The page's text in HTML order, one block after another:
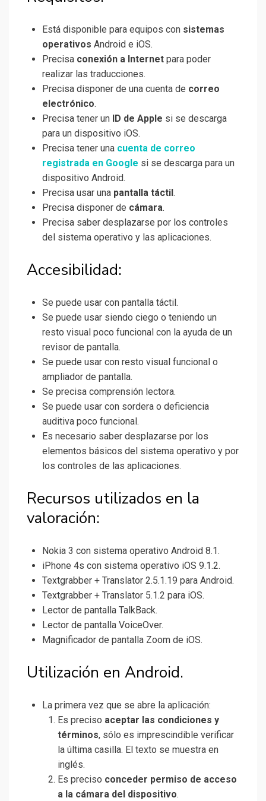
Está disponible para equipos con sistemas
operativos Android e iOS.
Precisa conexión a Internet para poder
realizar las traducciones.
Precisa disponer de una cuenta de correo
electrónico.
Precisa tener un ID de Apple si se descarga
para un dispositivo iOS.
Precisa tener una cuenta de correo
registrada en Google si se descarga para un
dispositivo Android.
Precisa usar una pantalla táctil .
Precisa disponer de cámara.
Precisa saber desplazarse por los controles
del sistema operativo y las aplicaciones.
Accesibilidad:
Se puede usar con pantalla táctil.
Se puede usar siendo ciego o teniendo un
resto visual poco funcional con la ayuda de un
revisor de pantalla.
Se puede usar con resto visual funcional o
ampliador de pantalla.
Se precisa comprensión lectora.
Se puede usar con sordera o deficiencia
auditiva poco funcional.
Es necesario saber desplazarse por los
elementos básicos del sistema operativo y por
los controles de las aplicaciones.
Recursos utilizados en la
valoración:
Nokia 3 con sistema operativo Android 8.1.
iPhone 4s con sistema operativo iOS 9.1.2.
Textgrabber + Translator 2.5.1.19 para Android.
Textgrabber + Translator 5.1.2 para iOS.
Lector de pantalla TalkBack.
Lector de pantalla VoiceOver.
Magnificador de pantalla Zoom de iOS.
Utilización en Android.
La primera vez que se abre la aplicación:
Es preciso aceptar las condiciones y
términos, sólo es imprescindible verificar
la última casilla. El texto se muestra en
inglés.
Es preciso conceder permiso de acceso
a la cámara del dispositivo.